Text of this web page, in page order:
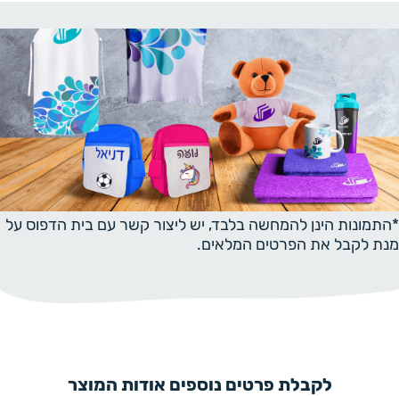
*התמונות הינן להמחשה בלבד, יש ליצור קשר עם בית הדפוס על
מנת לקבל את הפרטים המלאים.
לקבלת פרטים נוספים אודות המוצר